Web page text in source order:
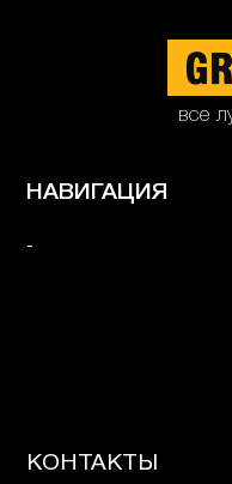
все
НАВИГАЦИЯ
КОНТАКТЫ